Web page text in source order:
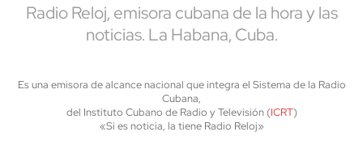
Radio Reloj, emisora cubana de la hora y las
noticias. La Habana, Cuba.
Es una emisora de alcance nacional que integra el Sistema de la Radio
Cubana,
del Instituto Cubano de Radio y Televisión (ICRT)
«Si es noticia, la tiene Radio Reloj»